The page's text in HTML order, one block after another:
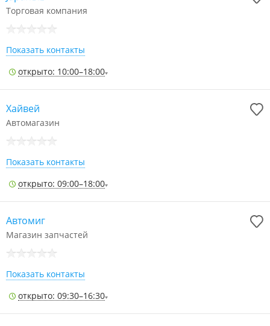
Торговая компания
Показать контакты
открыто: 10:00–18:00
Хайвей
Автомагазин
Показать контакты
открыто: 09:00–18:00
Автомиг
Магазин запчастей
Показать контакты
открыто: 09:30–16:30